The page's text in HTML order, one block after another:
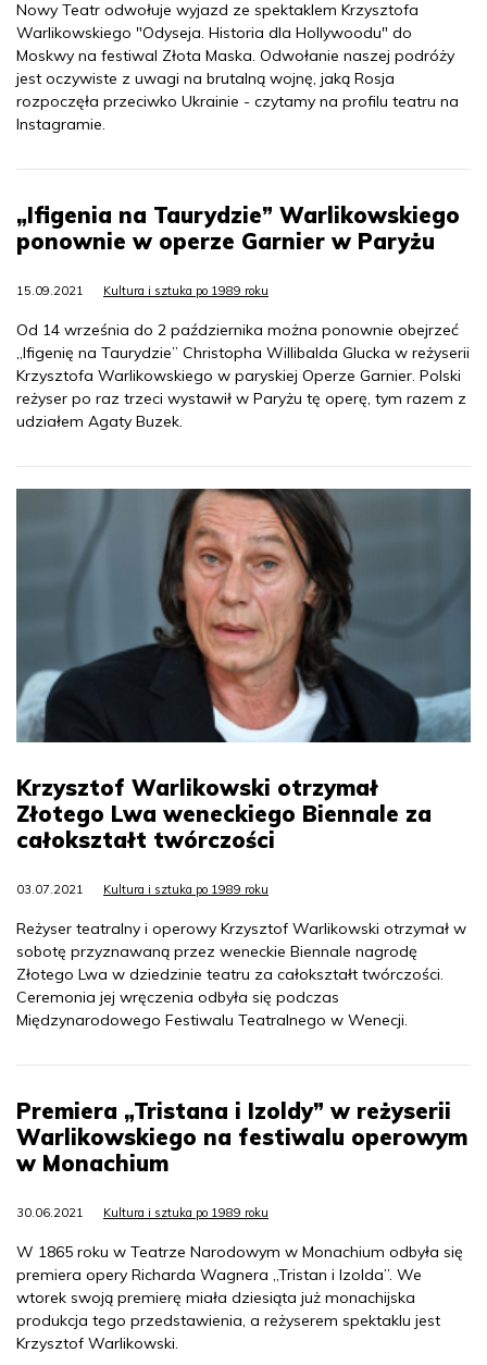
Nowy Teatr odwołuje wyjazd ze spektaklem Krzysztofa
Warlikowskiego "Odyseja. Historia dla Hollywoodu" do
Moskwy na festiwal Złota Maska. Odwołanie naszej podróży
jest oczywiste z uwagi na brutalną wojnę, jaką Rosja
rozpoczęła przeciwko Ukrainie - czytamy na profilu teatru na
Instagramie.
„Ifigenia na Taurydzie” Warlikowskiego
ponownie w operze Garnier w Paryżu
15.09.2021 Kultura i sztuka po 1989 roku
Od 14 września do 2 października można ponownie obejrzeć
„Ifigenię na Taurydzie” Christopha Willibalda Glucka w reżyserii
Krzysztofa Warlikowskiego w paryskiej Operze Garnier. Polski
reżyser po raz trzeci wystawił w Paryżu tę operę, tym razem z
udziałem Agaty Buzek.
Krzysztof Warlikowski otrzymał
Złotego Lwa weneckiego Biennale za
całokształt twórczości
03.07.2021 Kultura i sztuka po 1989 roku
Reżyser teatralny i operowy Krzysztof Warlikowski otrzymał w
sobotę przyznawaną przez weneckie Biennale nagrodę
Złotego Lwa w dziedzinie teatru za całokształt twórczości.
Ceremonia jej wręczenia odbyła się podczas
Międzynarodowego Festiwalu Teatralnego w Wenecji.
Premiera „Tristana i Izoldy” w reżyserii
Warlikowskiego na festiwalu operowym
w Monachium
30.06.2021 Kultura i sztuka po 1989 roku
W 1865 roku w Teatrze Narodowym w Monachium odbyła się
premiera opery Richarda Wagnera „Tristan i Izolda”. We
wtorek swoją premierę miała dziesiąta już monachijska
produkcja tego przedstawienia, a reżyserem spektaklu jest
Krzysztof Warlikowski.